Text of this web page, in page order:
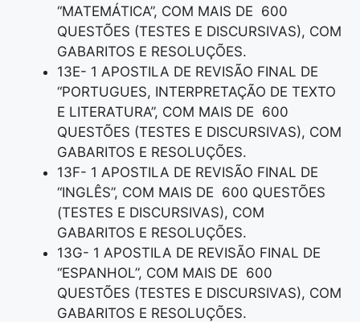
“MATEMÁTICA”, COM MAIS DE 600
QUESTÕES (TESTES E DISCURSIVAS), COM
GABARITOS E RESOLUÇÕES.
13E- 1 APOSTILA DE REVISÃO FINAL DE
“PORTUGUES, INTERPRETAÇÃO DE TEXTO
E LITERATURA”, COM MAIS DE 600
QUESTÕES (TESTES E DISCURSIVAS), COM
GABARITOS E RESOLUÇÕES.
13F- 1 APOSTILA DE REVISÃO FINAL DE
“INGLÊS”, COM MAIS DE 600 QUESTÕES
(TESTES E DISCURSIVAS), COM
GABARITOS E RESOLUÇÕES.
13G- 1 APOSTILA DE REVISÃO FINAL DE
“ESPANHOL”, COM MAIS DE 600
QUESTÕES (TESTES E DISCURSIVAS), COM
GABARITOS E RESOLUÇÕES.